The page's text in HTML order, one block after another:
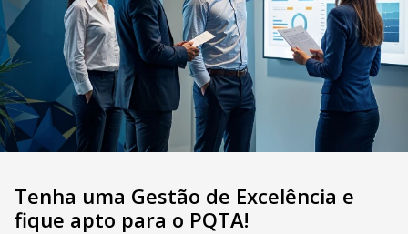
Tenha uma Gestão de Excelência e
fique apto para o PQTA!